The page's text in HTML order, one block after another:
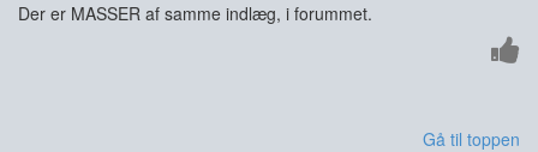
Der er MASSER af samme indlæg, i forummet.
Gå til toppen